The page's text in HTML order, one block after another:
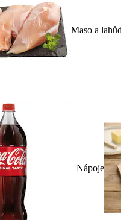
Maso a
Nápoje